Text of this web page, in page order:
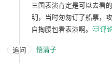
三国表演肯定是可以去看
明，当时匆匆订了船票，
自掏腰包看表演啊。 评
追问 悟清子